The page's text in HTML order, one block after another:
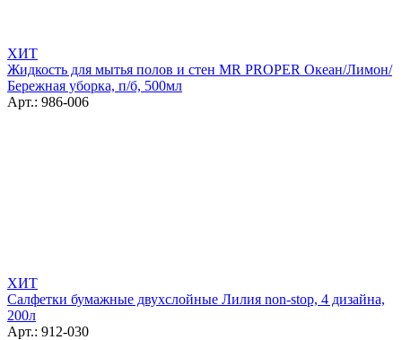
ХИТ
Жидкость для мытья полов и стен MR PROPER Океан/Лимон/
Бережная уборка, п/б, 500мл
Арт.: 986-006
ХИТ
Салфетки бумажные двухслойные Лилия non-stop, 4 дизайна,
200л
Арт.: 912-030